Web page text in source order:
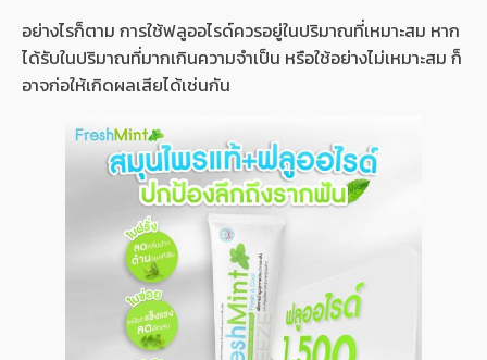
อย่างไรก็ตาม การใช้ฟลูออไรด์ควรอยู่ในปริมาณที่เหมาะสม หาก
ได้รับในปริมาณที่มากเกินความจำเป็น หรือใช้อย่างไม่เหมาะสม ก็
อาจก่อให้เกิดผลเสียได้เช่นกัน